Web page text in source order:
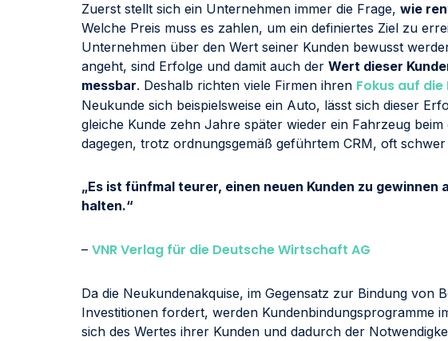
Zuerst stellt sich ein Unternehmen immer die Frage, wie
Welche Preis muss es zahlen, um ein definiertes Ziel zu
Unternehmen über den Wert seiner Kunden bewusst
angeht, sind Erfolge und damit auch der Wert dieser
messbar. Deshalb richten viele Firmen ihren Fokus auf die
Neukunde sich beispielsweise ein Auto, lässt sich dieser
gleiche Kunde zehn Jahre später wieder ein Fahrzeug
dagegen, trotz ordnungsgemäß geführtem CRM, oft
„Es ist fünfmal teurer, einen neuen Kunden zu gewinnen
halten.“
– VNR Verlag für die Deutsche Wirtschaft AG
Da die Neukundenakquise, im Gegensatz zur Bindung von
Investitionen fordert, werden Kundenbindungsprogramme
sich des Wertes ihrer Kunden und dadurch der